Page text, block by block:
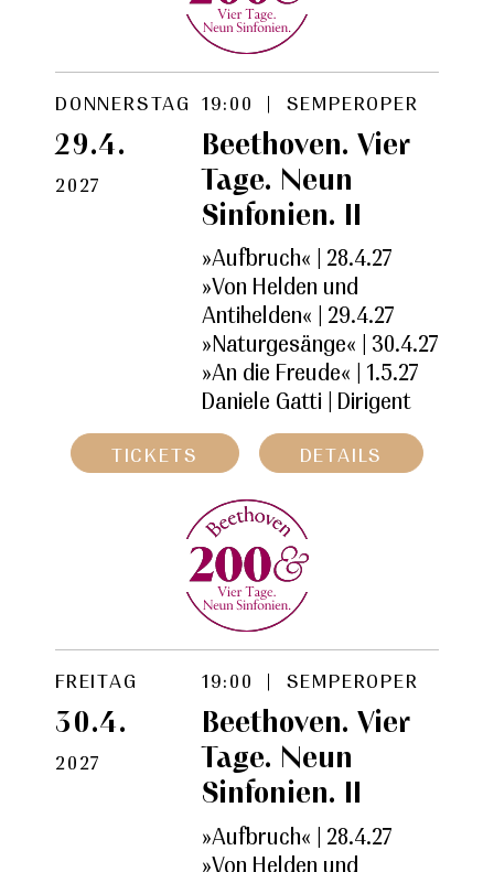
DONNERSTAG
29.4.
2027
19:00 | SEMPEROPER
Beethoven. Vier
Tage. Neun
Sinfonien. II
»Aufbruch« | 28.4.27
»Von Helden und
Antihelden« | 29.4.27
»Naturgesänge« | 30.4.27
»An die Freude« | 1.5.27
Daniele Gatti | Dirigent
TICKETS DETAILS
FREITAG
30.4.
2027
19:00 | SEMPEROPER
Beethoven. Vier
Tage. Neun
Sinfonien. II
»Aufbruch« | 28.4.27
»Von Helden und